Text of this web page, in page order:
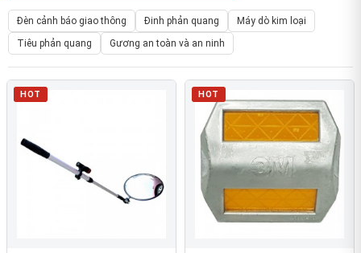
Đèn cảnh báo giao thông Đinh phản quang
Máy dò kim loại
Tiêu phản quang
Gương an toàn và an ninh
HOT HOT